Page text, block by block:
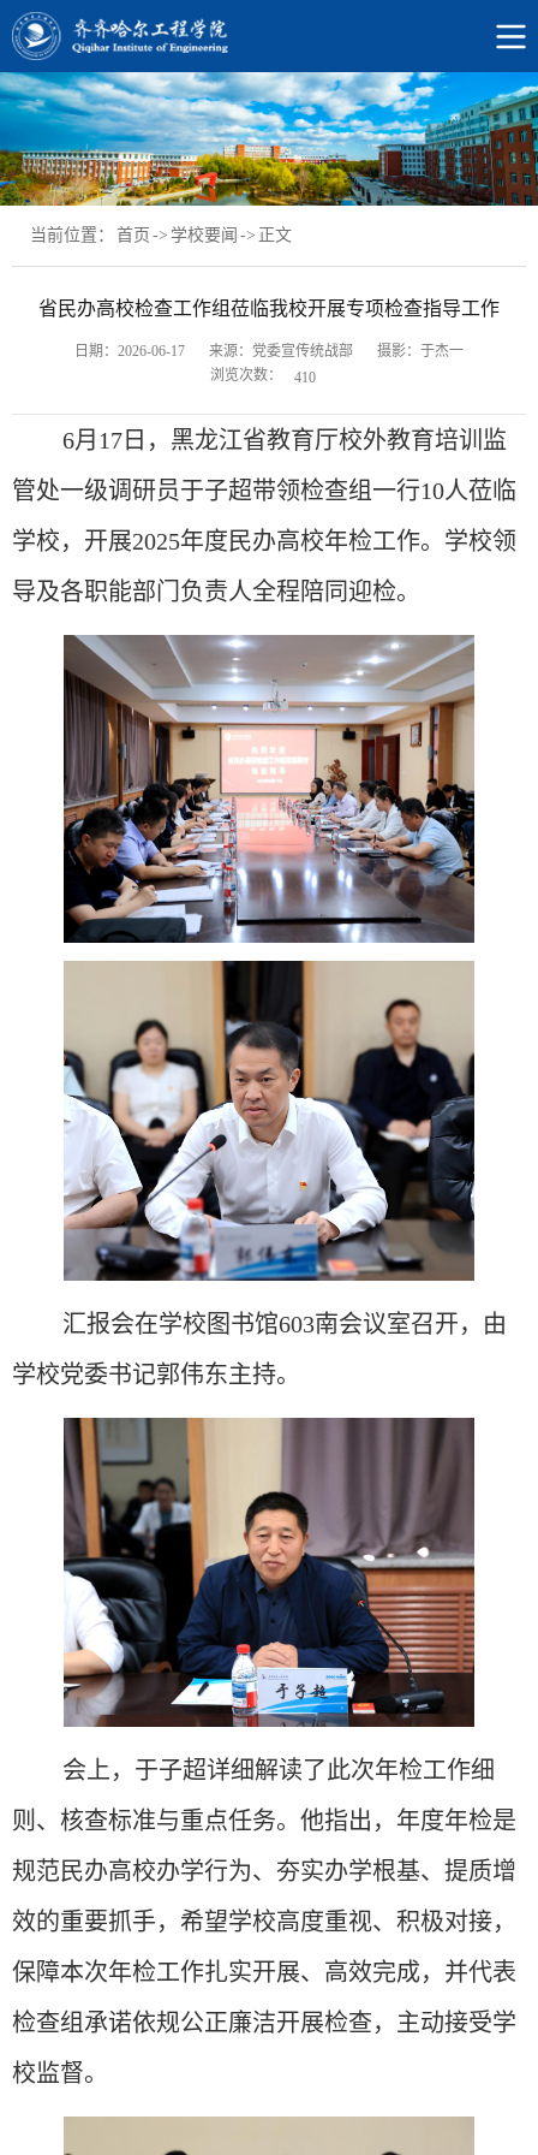
当前位置： 首页 -> 学校要闻 -> 正文
省民办高校检查工作组莅临我校开展专项检查指导工作
日期：2026-06-17 来源：党委宣传统战部
摄影：于杰一
浏览次数：
410
6月17日 ，黑龙江省教育厅校外教育培训监
管处一级调研员于子超带领检查组一行10人莅临
学校，开展2025年度民办高校年检工作。 学校领
导及各职能部门负责人全程陪同迎检。
汇报会在学校图书馆603南会议室召开，由
学校党委书记郭伟东主持。
会上，于子超详细解读了此次年检工作细
则、核查标准与重点任务。他指出，年度年检是
规范民办高校办学行为、夯实办学根基、提质增
效的重要抓手，希望学校高度重视、积极对接，
保障本次年检工作扎实开展、高效完成，并代表
检查组承诺依规公正廉洁开展检查，主动接受学
校监督。